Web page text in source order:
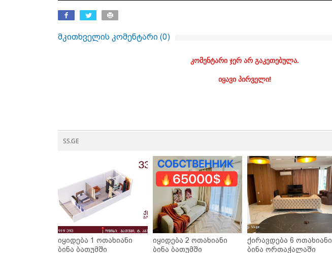
მკითხველის კომენტარი (0)
კომენტარი ჯერ არ გაკეთებულა.
იყავი პირველი!
SS.GE
იყიდება 1 ოთახიანი
ბინა ბათუმში
იყიდება 2 ოთახიანი
ბინა ბათუმში
ქირავდება 6 ოთახიანი
ბინა ორთაჭალაში